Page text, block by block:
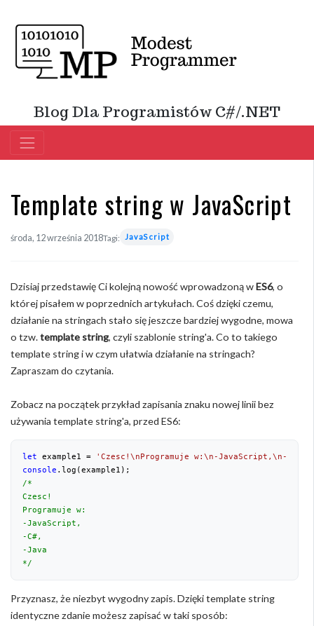
Blog Dla Programistów C#/.NET
Template string w JavaScript
środa, 12 września 2018Tagi: JavaScript
Dzisiaj przedstawię Ci kolejną nowość wprowadzoną wES6, o
której pisałem w poprzednich artykułach. Coś dzięki czemu,
działanie na stringach stało się jeszcze bardziej wygodne, mowa
o tzw.template string, czyli szablonie string'a. Co to takiego
template string i w czym ułatwia działanie na stringach?
Zapraszam do czytania.
Zobacz na początek przykład zapisania znaku nowej linii bez
używania template string'a, przed ES6:
let example1 =
'Czesc!\nProgramuje w:\n-JavaScript,\n-
console
/*
Czesc!
Programuje w:
-JavaScript,
-C#,
-Java
*/
Przyznasz, że niezbyt wygodny zapis. Dzięki template string
identyczne zdanie możesz zapisać w taki sposób: